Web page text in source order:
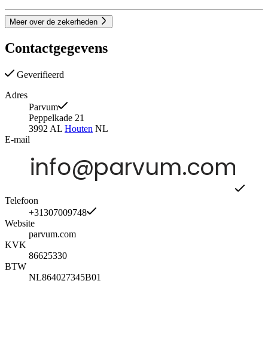
Meer over de zekerheden
Contactgegevens
Geverifieerd
Adres
Parvum
Peppelkade 21
3992 AL Houten NL
E-mail
Telefoon
+31307009748
Website
parvum.com
KVK
86625330
BTW
NL864027345B01